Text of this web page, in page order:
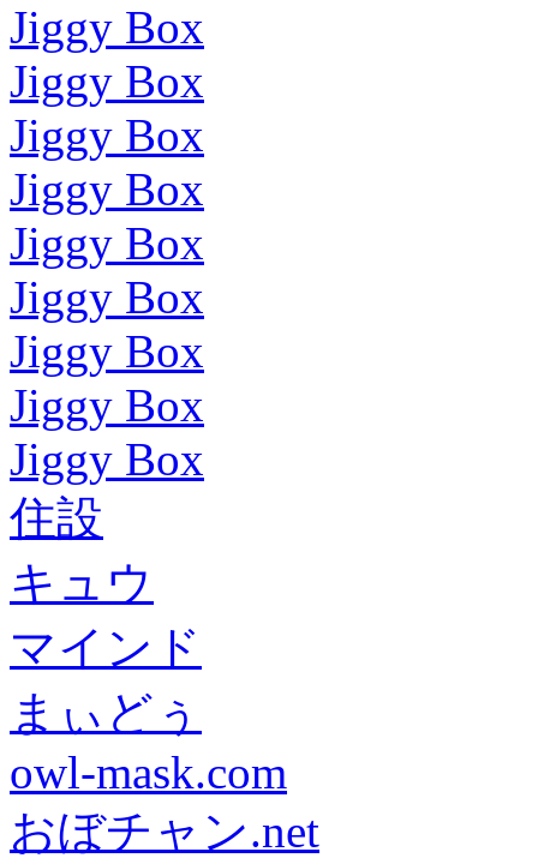
Jiggy Box
Jiggy Box
Jiggy Box
Jiggy Box
Jiggy Box
Jiggy Box
Jiggy Box
Jiggy Box
Jiggy Box
住設
キュウ
マインド
まぃどぅ
owl-mask.com
おぼチャン.net